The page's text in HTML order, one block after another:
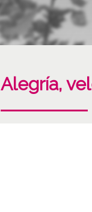
Alegría,